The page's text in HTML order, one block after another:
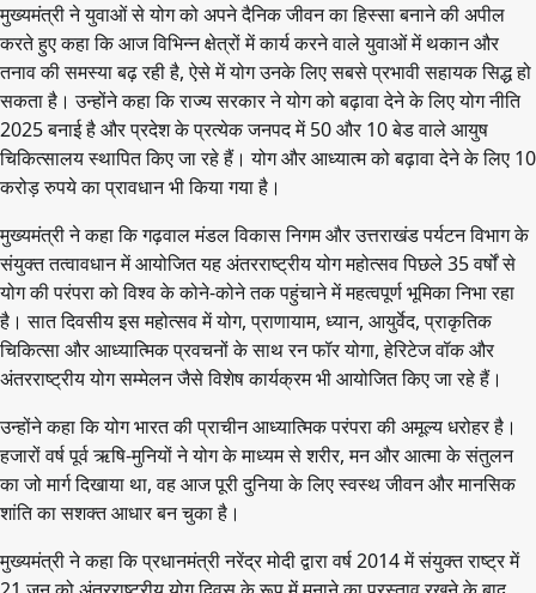
मुख्यमंत्री ने युवाओं से योग को अपने दैनिक जीवन का हिस्सा बनाने की अपील
करते हुए कहा कि आज विभिन्न क्षेत्रों में कार्य करने वाले युवाओं में थकान और
तनाव की समस्या बढ़ रही है, ऐसे में योग उनके लिए सबसे प्रभावी सहायक सिद्ध हो
सकता है। उन्होंने कहा कि राज्य सरकार ने योग को बढ़ावा देने के लिए योग नीति
2025 बनाई है और प्रदेश के प्रत्येक जनपद में 50 और 10 बेड वाले आयुष
चिकित्सालय स्थापित किए जा रहे हैं। योग और आध्यात्म को बढ़ावा देने के लिए 10
करोड़ रुपये का प्रावधान भी किया गया है।
मुख्यमंत्री ने कहा कि गढ़वाल मंडल विकास निगम और उत्तराखंड पर्यटन विभाग के
संयुक्त तत्वावधान में आयोजित यह अंतरराष्ट्रीय योग महोत्सव पिछले 35 वर्षों से
योग की परंपरा को विश्व के कोने-कोने तक पहुंचाने में महत्वपूर्ण भूमिका निभा रहा
है। सात दिवसीय इस महोत्सव में योग, प्राणायाम, ध्यान, आयुर्वेद, प्राकृतिक
चिकित्सा और आध्यात्मिक प्रवचनों के साथ रन फॉर योगा, हेरिटेज वॉक और
अंतरराष्ट्रीय योग सम्मेलन जैसे विशेष कार्यक्रम भी आयोजित किए जा रहे हैं।
उन्होंने कहा कि योग भारत की प्राचीन आध्यात्मिक परंपरा की अमूल्य धरोहर है।
हजारों वर्ष पूर्व ऋषि-मुनियों ने योग के माध्यम से शरीर, मन और आत्मा के संतुलन
का जो मार्ग दिखाया था, वह आज पूरी दुनिया के लिए स्वस्थ जीवन और मानसिक
शांति का सशक्त आधार बन चुका है।
मुख्यमंत्री ने कहा कि प्रधानमंत्री नरेंद्र मोदी द्वारा वर्ष 2014 में संयुक्त राष्ट्र में